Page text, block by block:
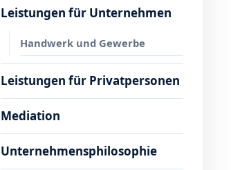
Leistungen für Unternehmen
Handwerk und Gewerbe
Leistungen für Privatpersonen
Mediation
Unternehmensphilosophie